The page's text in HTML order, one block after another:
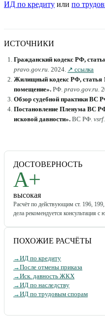
ИД по кредиту или по
ИСТОЧНИКИ
Гражданский кодекс РФ,
pravo.gov.ru. 2024. ↗ ссылка
Жилищный кодекс РФ, статья
помещение». РФ. pravo.gov.ru.
Обзор судебной практики ВС
Постановление Пленума ВС
исковой давности». ВС РФ.
ДОСТОВЕРНОСТЬ
A+
высокая
Расчёт по действующим ст. 196,
дела рекомендуется консультация с
ПОХОЖИЕ РАСЧЁТЫ
→ИД по кредиту
→После отмены приказа
→Иск. давность ЖКХ
→ИД по наследству
→ИД по трудовым спорам